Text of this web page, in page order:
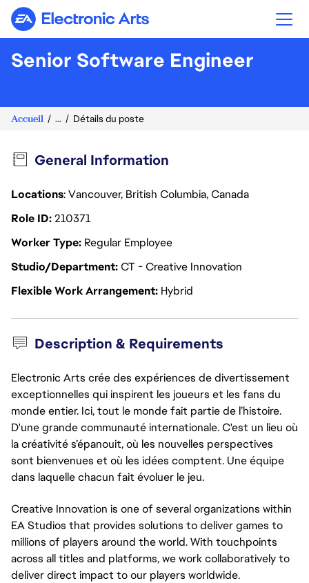
Electronic Arts
Senior Software Engineer
Accueil ... Détails du poste
General Information
Locations: Vancouver, British Columbia, Canada
Role ID210371
Worker Type Regular Employee
Studio/DepartmentCT - Creative Innovation
Flexible Work Arrangement Hybrid
Description & Requirements
Electronic Arts crée des expériences de divertissement
exceptionnelles qui inspirent les joueurs et les fans du
monde entier. Ici, tout le monde fait partie de l’histoire.
D'une grande communauté internationale. C'est un lieu où
la créativité s’épanouit, où les nouvelles perspectives
sont bienvenues et où les idées comptent. Une équipe
dans laquelle chacun fait évoluer le jeu.
Creative Innovation is one of several organizations within
EA Studios that provides solutions to deliver games to
millions of players around the world. With touchpoints
across all titles and platforms, we work collaboratively to
deliver direct impact to our players worldwide.